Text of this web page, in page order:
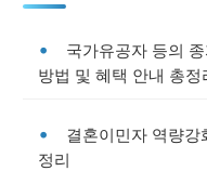
국가유공자 등의
방법 및 혜택 안내 총정
결혼이민자 역량강
정리